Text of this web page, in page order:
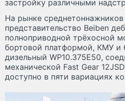
застройку различными
На рынке
представительство Beiben
полноприводной трёхосной
бортовой платформой, КМУ и
дизельный WP10.375E50,
механической Fast Gear
доступно в пяти вариациях